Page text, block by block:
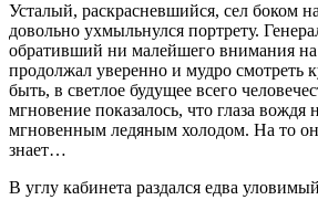
Усталый, раскрасневшийся, сел боком
довольно ухмыльнулся портрету.
обративший ни малейшего внимания
продолжал уверенно и мудро смотреть
быть, в светлое будущее всего
мгновение показалось, что глаза вождя
мгновенным ледяным холодом. На то
знает…
В углу кабинета раздался едва